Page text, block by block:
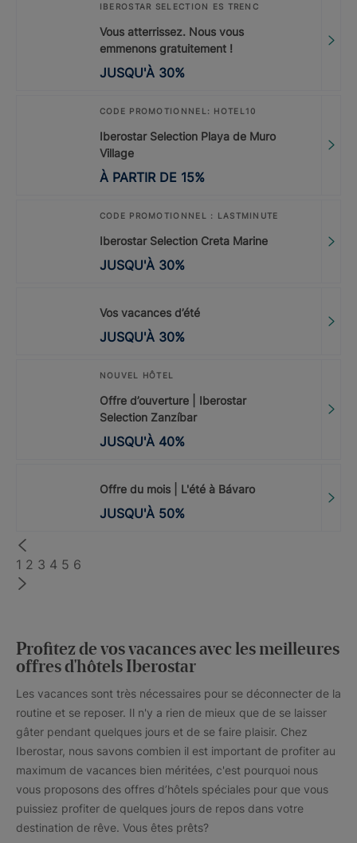
IBEROSTAR SELECTION ES TRENC
Vous atterrissez. Nous vous
emmenons gratuitement !
JUSQU'À 30%
CODE PROMOTIONNEL: HOTEL10
Iberostar Selection Playa de Muro
Village
À PARTIR DE 15%
CODE PROMOTIONNEL : LASTMINUTE
Iberostar Selection Creta Marine
JUSQU'À 30%
Vos vacances d’été
JUSQU'À 30%
NOUVEL HÔTEL
Offre d’ouverture | Iberostar
Selection Zanzíbar
JUSQU'À 40%
Offre du mois | L'été à Bávaro
JUSQU'À 50%
1 2 3 4 5 6
Profitez de vos vacances avec les meilleures
offres d'hôtels Iberostar
Les vacances sont très nécessaires pour se déconnecter de la
routine et se reposer. Il n'y a rien de mieux que de se laisser
gâter pendant quelques jours et de se faire plaisir. Chez
Iberostar, nous savons combien il est important de profiter au
maximum de vacances bien méritées, c'est pourquoi nous
vous proposons des offres d’hôtels spéciales pour que vous
puissiez profiter de quelques jours de repos dans votre
destination de rêve. Vous êtes prêts?